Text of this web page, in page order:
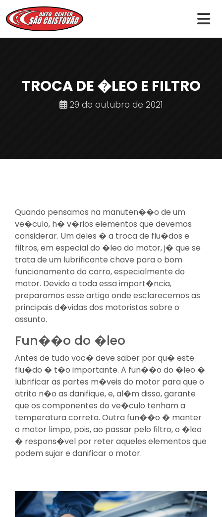
TROCA DE �LEO E FILTRO
29 de outubro de 2021
Quando pensamos na manuten��o de um
ve�culo, h� v�rios elementos que devemos
considerar. Um deles � a troca de flu�dos e
filtros, em especial do �leo do motor, j� que se
trata de um lubrificante chave para o bom
funcionamento do carro, especialmente do
motor. Devido a toda essa import�ncia,
preparamos esse artigo onde esclarecemos as
principais d�vidas dos motoristas sobre o
assunto.
Fun��o do �leo
Antes de tudo voc� deve saber por qu� este
flu�do � t�o importante. A fun��o do �leo �
lubrificar as partes m�veis do motor para que o
atrito n�o as danifique, e, al�m disso, garante
que os componentes do ve�culo tenham a
temperatura correta. Outra fun��o � manter
o motor limpo, pois, ao passar pelo filtro, o �leo
� respons�vel por reter aqueles elementos que
podem sujar e danificar o motor.